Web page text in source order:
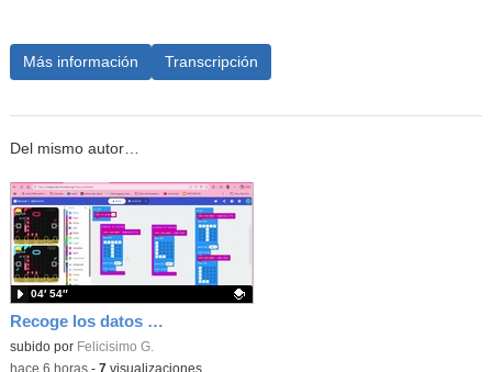
Más información Transcripción
Del mismo autor…
Recoge los datos en una gráfica programando tu placa microbit con MakeCode y conoce la Tª y nivel de luz en este eclipse
Contenido educativo.
subido por Felicisimo G.
04′ 54″
-hace 6 horas- 7 visualizaciones